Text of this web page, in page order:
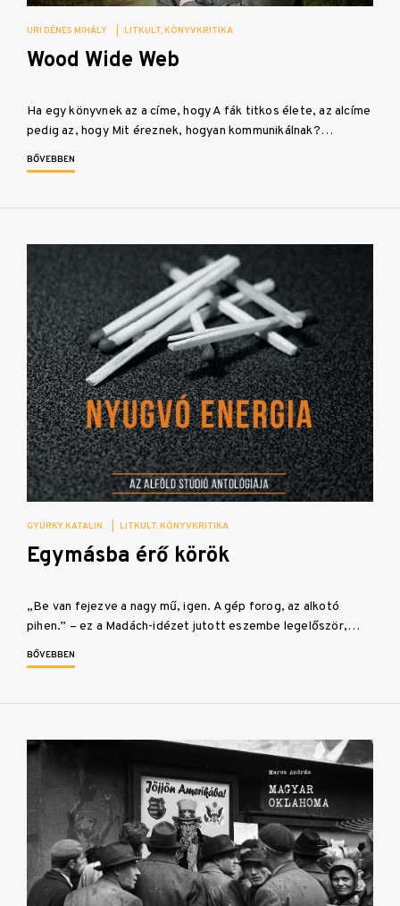
URI DÉNES MIHÁLY LITKULT KÖNYVKRITIKA
Wood Wide Web
Ha egy könyvnek az a címe, hogy A fák titkos élete, az alcíme
pedig az, hogy Mit éreznek, hogyan kommunikálnak?…
BŐVEBBEN
GYÜRKY KATALIN LITKULT KÖNYVKRITIKA
Egymásba érő körök
„Be van fejezve a nagy mű, igen. A gép forog, az alkotó
pihen.” – ez a Madách-idézet jutott eszembe legelőször,…
BŐVEBBEN